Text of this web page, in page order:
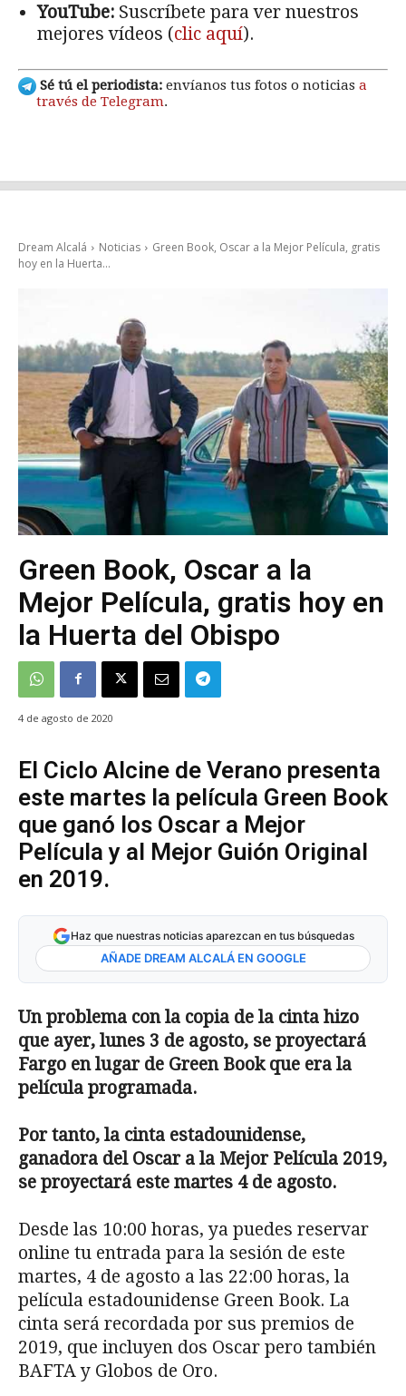
YouTube: Suscríbete para ver nuestros
mejores vídeos (clic aquí).
Sé tú el periodista: envíanos tus fotos o noticias a
través de Telegram.